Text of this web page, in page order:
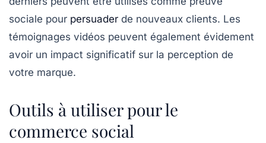
sociale pour persuader de nouveaux clients. Les
témoignages vidéos peuvent également évidement
avoir un impact significatif sur la perception de
votre marque.
Outils à utiliser pour le
commerce social